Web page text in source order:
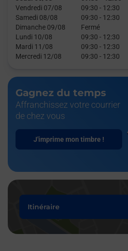
Vendredi 07/08
09:30 - 12:30
Samedi 08/08
09:30 - 12:30
Dimanche 09/08
Fermé
Lundi 10/08
09:30 - 12:30
Mardi 11/08
09:30 - 12:30
Mercredi 12/08
09:30 - 12:30
Gagnez du temps
Affranchissez votre courrier
de chez vous
J'imprime mon timbre !
Itinéraire